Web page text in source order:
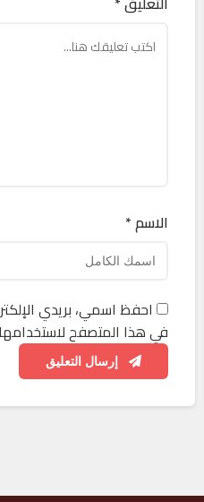
الاسم *
احفظ اسمي، بريدي
في هذا المتصفح